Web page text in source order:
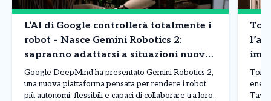
L’AI di Google controllerà totalmente i
robot – Nasce Gemini Robotics 2:
sapranno adattarsi a situazioni nuove
e svolgere azioni di precisione: le
novità
Google DeepMind ha presentato Gemini Robotics 2,
una nuova piattaforma pensata per rendere i robot
più autonomi, flessibili e capaci di collaborare tra loro.
Tav